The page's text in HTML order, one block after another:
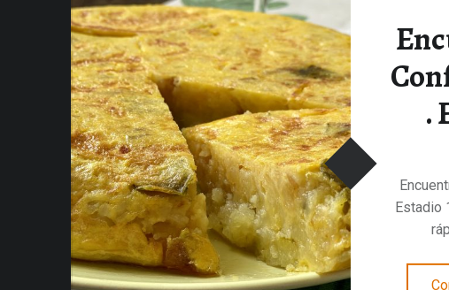
.
Estadio